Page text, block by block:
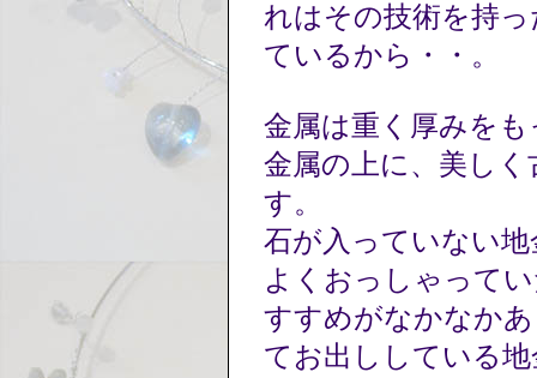
れはその技術を持
ているから・・。
金属は重く厚みを
金属の上に、美し
す。
石が入っていない
よくおっしゃって
すすめがなかなか
てお出ししている